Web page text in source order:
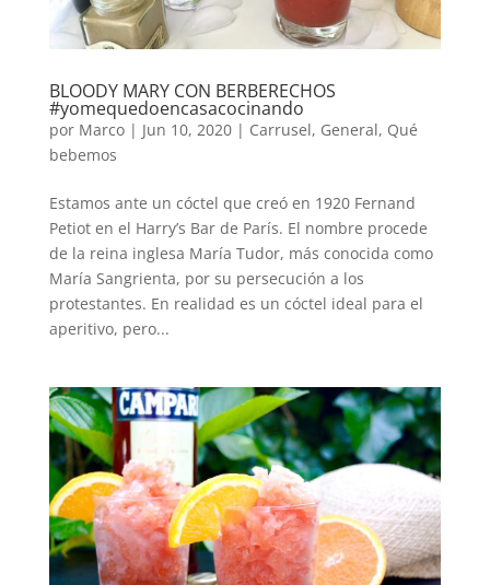
BLOODY MARY CON BERBERECHOS
#yomequedoencasacocinando
por Marco| Jun 10, 2020| Carrusel, General, Qué
bebemos
Estamos ante un cóctel que creó en 1920 Fernand
Petiot en el Harry’s Bar de París. El nombre procede
de la reina inglesa María Tudor, más conocida como
María Sangrienta, por su persecución a los
protestantes. En realidad es un cóctel ideal para el
aperitivo, pero...